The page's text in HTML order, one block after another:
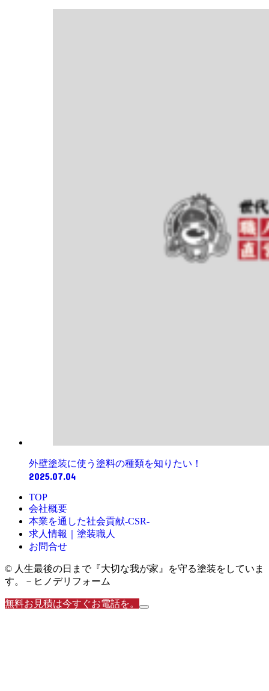
外壁塗装に使う塗料の種類を知りたい！
2025.07.04
TOP
会社概要
本業を通した社会貢献-CSR-
求人情報｜塗装職人
お問合せ
© 人生最後の日まで『大切な我が家』を守る塗装をしていま
す。－ヒノデリフォーム
無料お見積は今すぐお電話を。